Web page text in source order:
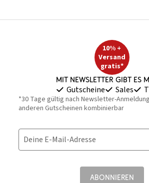
10% +
Versand
gratis*
Mit Newsletter gibt es
Gutscheine Sales
*30 Tage gültig nach Newsletter-
anderen Gutscheinen kombinierbar
Deine E-Mail-Adresse
ABONNIEREN